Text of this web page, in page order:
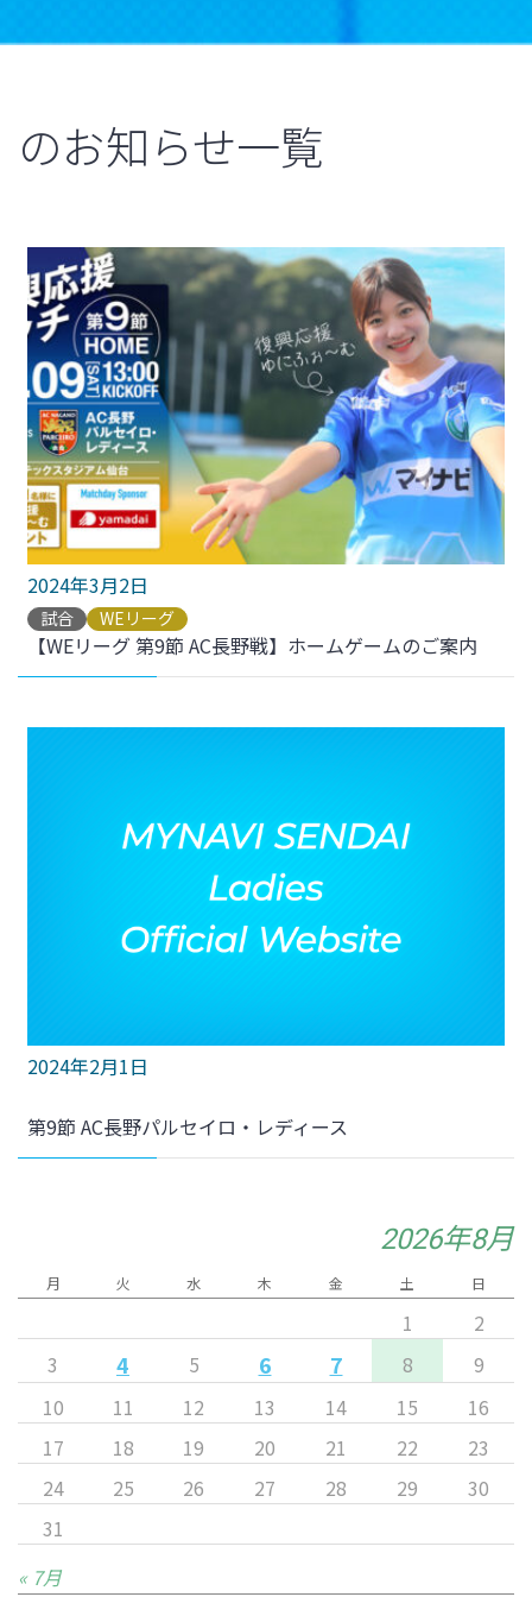
のお知らせ一覧
2024年3月2日
試合 WEリーグ
【WEリーグ 第9節 AC長野戦】ホームゲームのご案内
2024年2月1日
第9節 AC長野パルセイロ・レディース
2026年8月
月 火 水 木 金 土 日
1
2
3
4 5 6 7 8
9
10
11 12 13 14 15
16
17
18 19 20 21 22
23
24
25 26 27 28 29
30
31
« 7月